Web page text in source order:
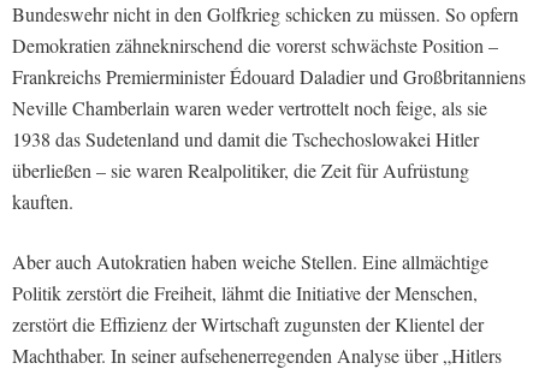
Bundeswehr nicht in den Golfkrieg schicken zu müssen. So opfern
Demokratien zähneknirschend die vorerst schwächste Position –
Frankreichs Premierminister Édouard Daladier und Großbritanniens
Neville Chamberlain waren weder vertrottelt noch feige, als sie
1938 das Sudetenland und damit die Tschechoslowakei Hitler
überließen – sie waren Realpolitiker, die Zeit für Aufrüstung
kauften.
Aber auch Autokratien haben weiche Stellen. Eine allmächtige
Politik zerstört die Freiheit, lähmt die Initiative der Menschen,
zerstört die Effizienz der Wirtschaft zugunsten der Klientel der
Machthaber. In seiner aufsehenerregenden Analyse über „Hitlers